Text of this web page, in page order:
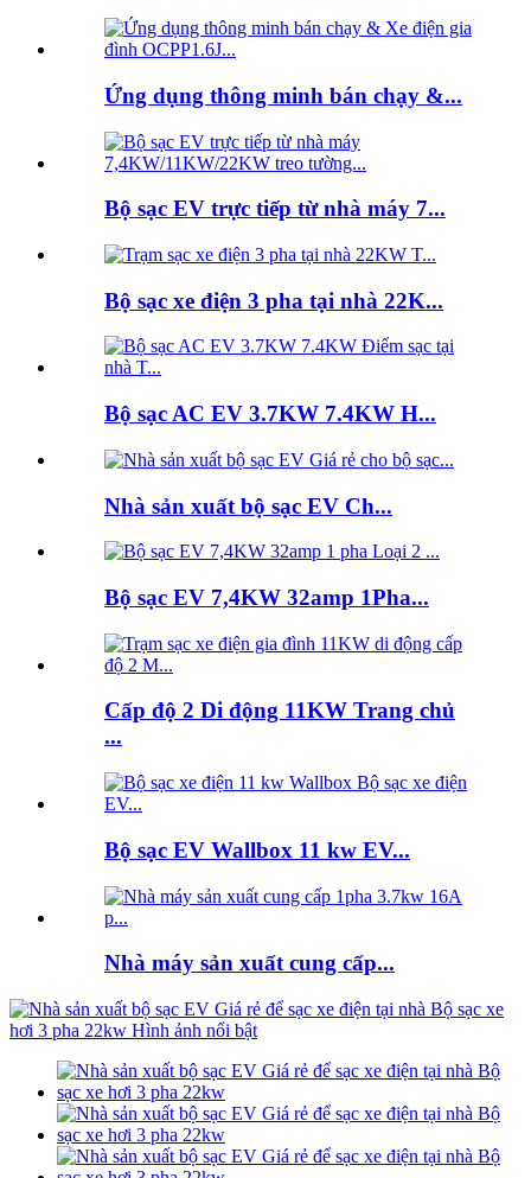
Ứng dụng thông minh bán chạy &...
Bộ sạc EV trực tiếp từ nhà máy 7...
Bộ sạc xe điện 3 pha tại nhà 22K...
Bộ sạc AC EV 3.7KW 7.4KW H...
Nhà sản xuất bộ sạc EV Ch...
Bộ sạc EV 7,4KW 32amp 1Pha...
Cấp độ 2 Di động 11KW Trang chủ
...
Bộ sạc EV Wallbox 11 kw EV...
Nhà máy sản xuất cung cấp...